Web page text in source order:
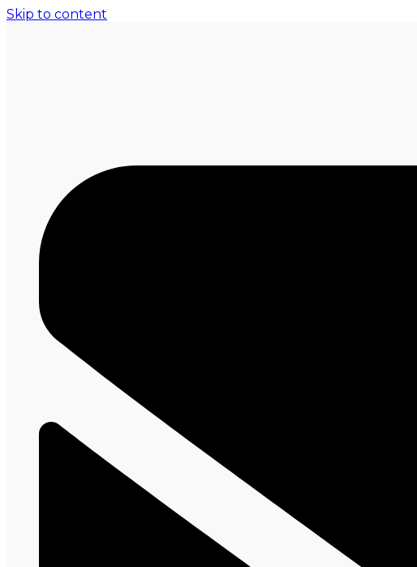
Skip to content